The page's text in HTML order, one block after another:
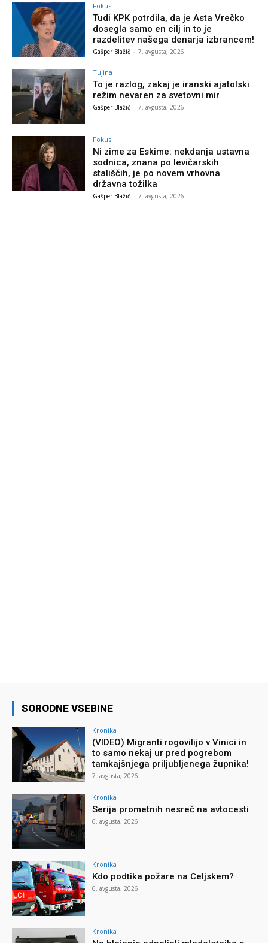
Fokus
Tudi KPK potrdila, da je Asta Vrečko
dosegla samo en cilj in to je
razdelitev našega denarja izbrancem!
Gašper Blažič - 7. avgusta, 2026
Tujina
To je razlog, zakaj je iranski ajatolski
režim nevaren za svetovni mir
Gašper Blažič - 7. avgusta, 2026
Fokus
Ni zime za Eskime: nekdanja ustavna
sodnica, znana po levičarskih
stališčih, je po novem vrhovna
državna tožilka
Gašper Blažič - 7. avgusta, 2026
SORODNE VSEBINE
Kronika
(VIDEO) Migranti rogovilijo v Vinici in
to samo nekaj ur pred pogrebom
tamkajšnjega priljubljenega župnika!
7. avgusta, 2026
Kronika
Serija prometnih nesreč na avtocesti
6. avgusta, 2026
Kronika
Kdo podtika požare na Celjskem?
6. avgusta, 2026
Kronika